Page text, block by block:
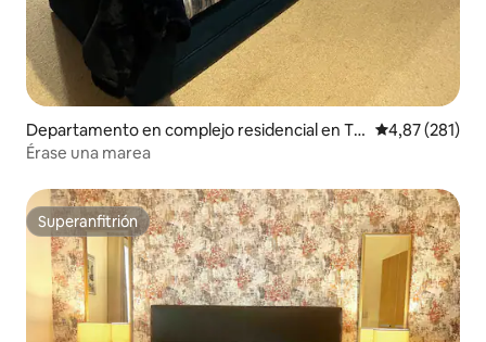
Departamento en complejo residencial en Te
nby
Calificación
4,87 (281)
Érase una marea
Superanfitrión
Superanfitrión